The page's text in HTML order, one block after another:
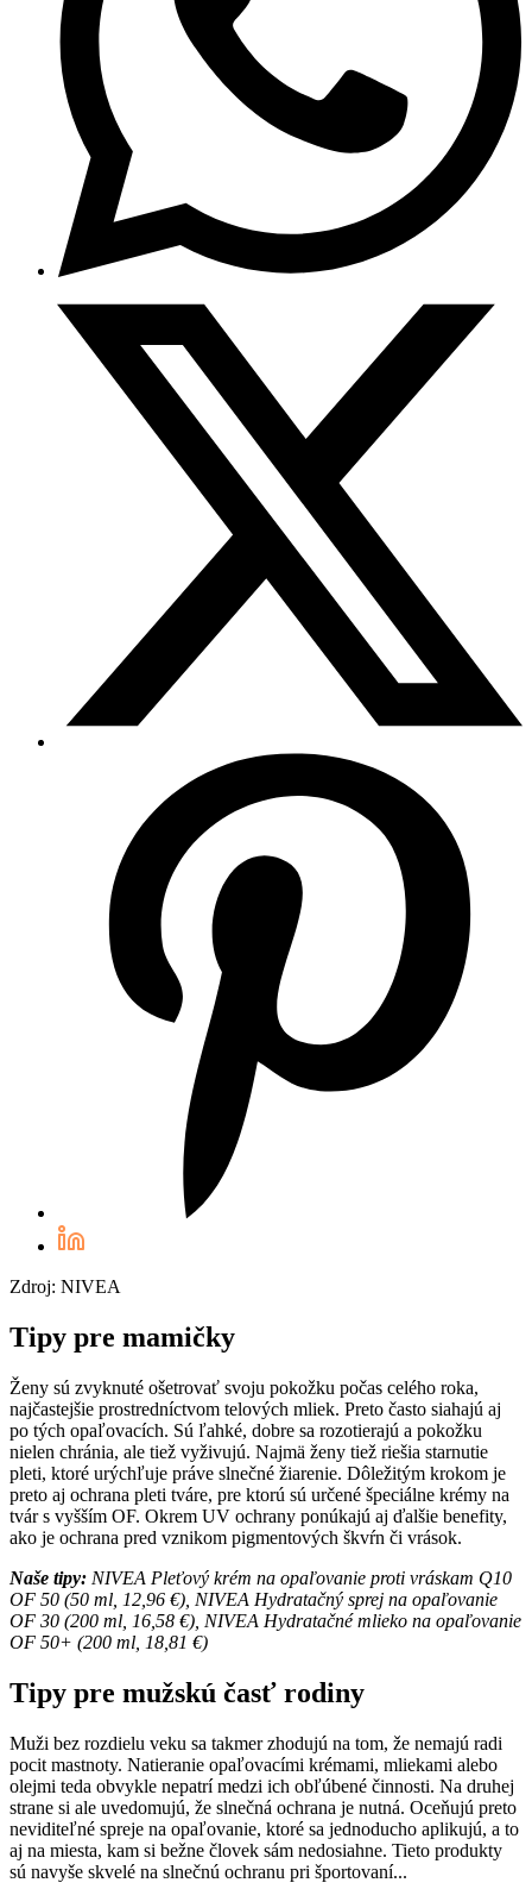
Zdroj: NIVEA
Tipy pre mamičky
Ženy sú zvyknuté ošetrovať svoju pokožku počas celého roka,
najčastejšie prostredníctvom telových mliek. Preto často siahajú aj
po tých opaľovacích. Sú ľahké, dobre sa rozotierajú a pokožku
nielen chránia, ale tiež vyživujú. Najmä ženy tiež riešia starnutie
pleti, ktoré urýchľuje práve slnečné žiarenie. Dôležitým krokom je
preto aj ochrana pleti tváre, pre ktorú sú určené špeciálne krémy na
tvár s vyšším OF. Okrem UV ochrany ponúkajú aj ďalšie benefity,
ako je ochrana pred vznikom pigmentových škvŕn či vrások.
Naše tipy: NIVEA Pleťový krém na opaľovanie proti vráskam Q10
OF 50 (50 ml, 12,96 €), NIVEA Hydratačný sprej na opaľovanie
OF 30 (200 ml, 16,58 €), NIVEA Hydratačné mlieko na opaľovanie
OF 50+ (200 ml, 18,81 €)
Tipy pre mužskú časť rodiny
Muži bez rozdielu veku sa takmer zhodujú na tom, že nemajú radi
pocit mastnoty. Natieranie opaľovacími krémami, mliekami alebo
olejmi teda obvykle nepatrí medzi ich obľúbené činnosti. Na druhej
strane si ale uvedomujú, že slnečná ochrana je nutná. Oceňujú preto
neviditeľné spreje na opaľovanie, ktoré sa jednoducho aplikujú, a to
aj na miesta, kam si bežne človek sám nedosiahne. Tieto produkty
sú navyše skvelé na slnečnú ochranu pri športovaní...